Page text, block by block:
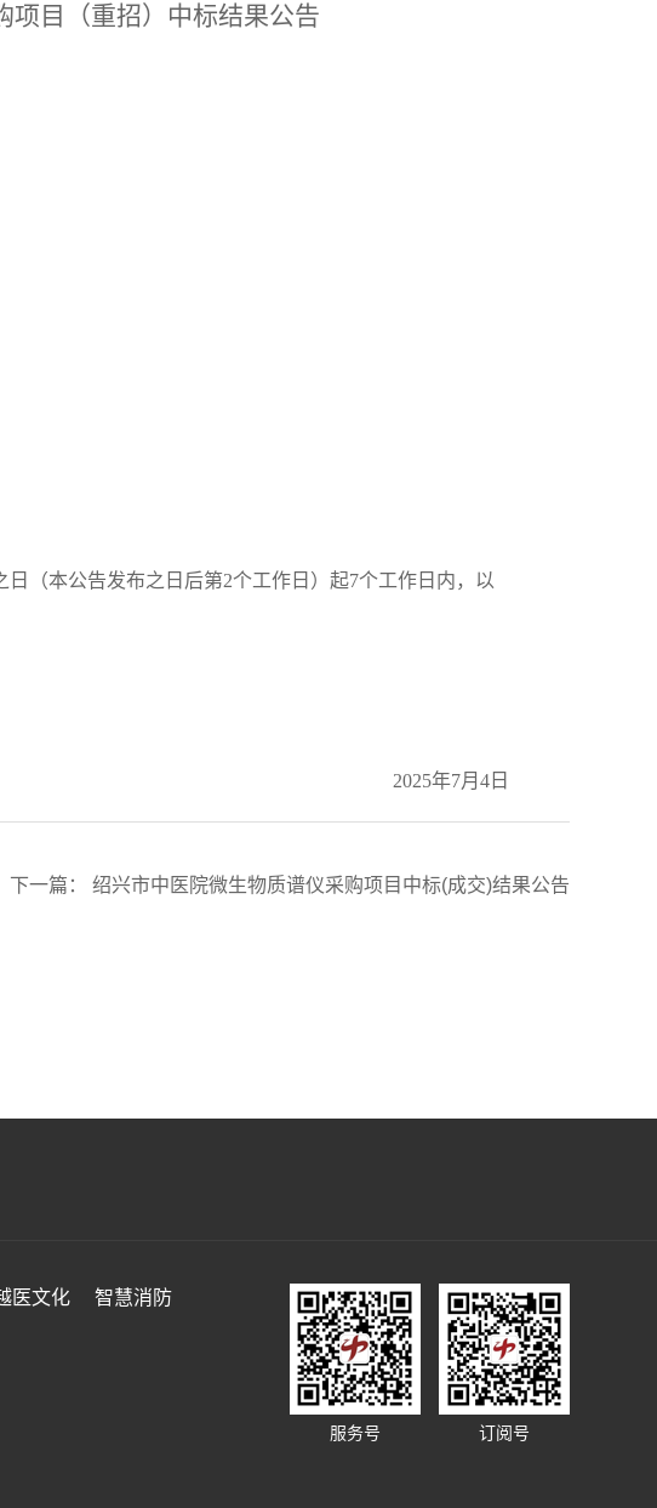
目（重招） 中标结果公告
（本公告发布之日后第2个工作日）起7个工作日内，以
2025年7月 4 日
下一篇： 绍兴市中医院微生物质谱仪采购项目中标(成交)结果公告
医文化 智慧消防
服务号 订阅号